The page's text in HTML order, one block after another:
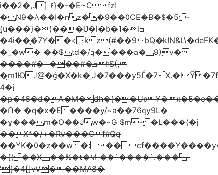
i��2�,J] ۶}�-�E~Ofz!
�N9�A��Ι�nz��9��0CE�B�$�5-
(̪u���}�)���Ʋ�l�b�1�iߏl
�4i��̖�7Y��<kz(#��9bQ�k!N&L
�_�w� ��$td�/q����a� 9)v�
����#�~���#�ܒhS(,
�̺m1ЮJ@�ǵ�X�k�̲lJ�7���y5Ѓ�7
̐4�j
�p�46�d�
�Ո� �q�x�E����y/~a��76qy9L�
�ɣ���m�O��Jw�~G $m-�L���(�j|
��X*�/+�Rv���Cf#Qq
�{(��X ��%�t�M ��`����`.���-
'{�4[]vV���MA8�